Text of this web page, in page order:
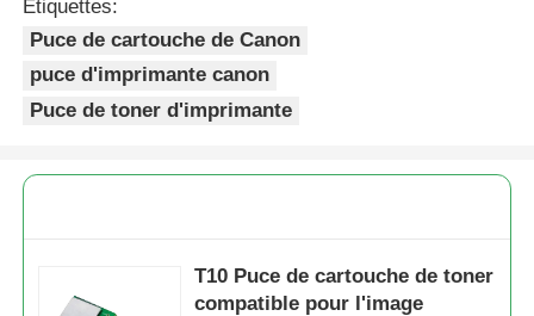
Cartouche de toner
Étiquettes:
Puce de cartouche de Canon
puce d'imprimante canon
Puce de toner d'imprimante
T10 Puce de cartouche de toner
compatible pour l'image